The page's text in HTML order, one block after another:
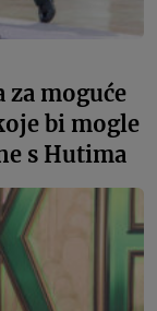
za moguće
bi mogle
s Hutima